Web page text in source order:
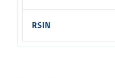
RSIN